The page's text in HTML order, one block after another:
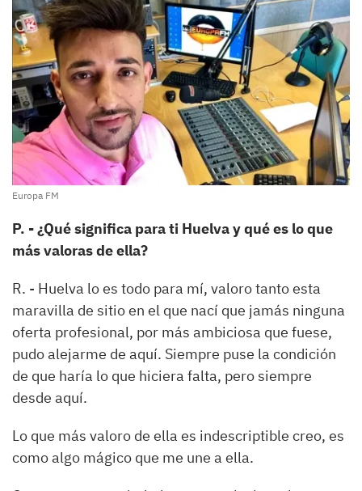
Europa FM
P. - ¿Qué significa para ti Huelva y qué es lo que
más valoras de ella?
R. - Huelva lo es todo para mí, valoro tanto esta
maravilla de sitio en el que nací que jamás ninguna
oferta profesional, por más ambiciosa que fuese,
pudo alejarme de aquí. Siempre puse la condición
de que haría lo que hiciera falta, pero siempre
desde aquí.
Lo que más valoro de ella es indescriptible creo, es
como algo mágico que me une a ella.